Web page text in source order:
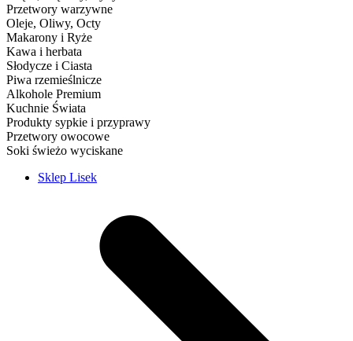
Przetwory warzywne
Oleje, Oliwy, Octy
Makarony i Ryże
Kawa i herbata
Słodycze i Ciasta
Piwa rzemieślnicze
Alkohole Premium
Kuchnie Świata
Produkty sypkie i przyprawy
Przetwory owocowe
Soki świeżo wyciskane
Sklep Lisek